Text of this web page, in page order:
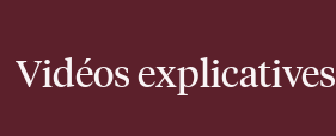
Vidéos explicatives